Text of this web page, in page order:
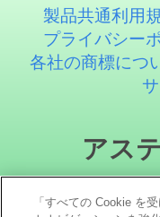
製品共通利用
プライバシー
各社の商標につ
アス
「すべての Cookie を